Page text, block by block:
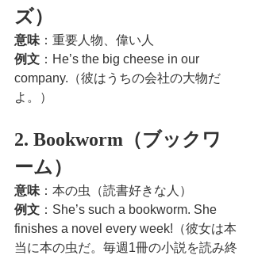
ズ）
意味 ：重要人物、偉い人
例文 ：He’s the big cheese in our
company.（彼はうちの会社の大物だ
よ。）
2. Bookworm（ブックワ
ーム）
意味 ：本の虫（読書好きな人）
例文 ：She’s such a bookworm. She
finishes a novel every week!（彼女は本
当に本の虫だ。毎週1冊の小説を読み終